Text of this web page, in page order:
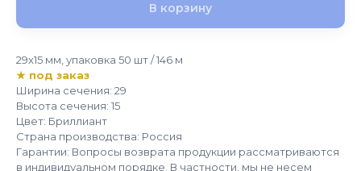
В корзину
29x15 мм, упаковка 50 шт / 146 м
★ под заказ
Ширина сечения: 29
Высота сечения: 15
Цвет: Бриллиант
Страна производства: Россия
Гарантии: Вопросы возврата продукции рассматриваются
в индивидуальном порядке. В частности, мы не несем